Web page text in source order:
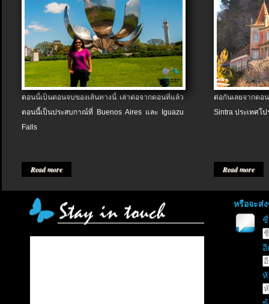
ตอนนี้เป็นตอนจบของเส้นทางนี้ เล่าต่อจากตอนที่แล้ว
ตอนนี้เป็นประสบกาณ์ที่ Buenos Aires และ Iguazu
Falls
Read more
ต่อกันเลยจากต
Sintra ประเทศโป
Read more
หรือจะส่
อี
หั